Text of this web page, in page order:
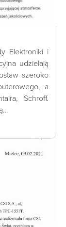
Elektroniki i
udzielają
szeroko
a
Schroff.